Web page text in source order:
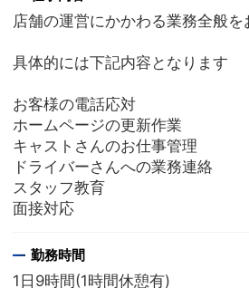
店舗の運営にかかわる業務全般
具体的には下記内容となります
お客様の電話応対
ホームページの更新作業
キャストさんのお仕事管理
ドライバーさんへの業務連絡
スタッフ教育
面接対応
勤務時間
1日9時間(1時間休憩有)